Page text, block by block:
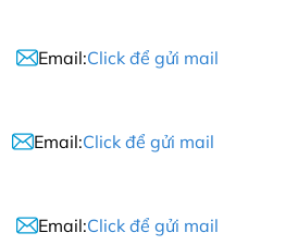
Email:Click để gửi mail
Email:Click để gửi mail
Email:Click để gửi mail